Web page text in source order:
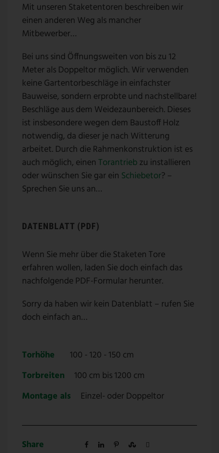
Mit unseren Staketentoren beschreiben wir
einen anderen Weg als mancher
Mitbewerber…
Bei uns sind Öffnungsweiten von bis zu 12
Meter als Doppeltor möglich. Wir verwenden
keine Gartentorbeschläge in einfachster
Bauweise, sondern erprobte und nachstellbare!
Beschläge aus dem Weidezaunbereich. Dieses
ist insbesondere wegen dem Baustoff Holz
notwendig, da dieser je nach Witterung
arbeitet. Durch die Rahmenkonstruktion ist es
auch möglich, einen Torantriebzu installieren
oder wünschen Sie gar ein Schiebetor? –
Sprechen Sie uns an…
DATENBLATT (PDF)
Wenn Sie mehr über die Staketen Tore
erfahren wollen, laden Sie doch einfach das
nachfolgende PDF-Formular herunter.
Sorry da haben wir kein Datenblatt – rufen Sie
doch einfach an…
Torhöhe
100 - 120 - 150 cm
Torbreiten
100 cm bis 1200 cm
Montage als
Einzel- oder Doppeltor
Share